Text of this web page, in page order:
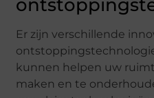
Er zijn verschillende
kunnen helpen uw
maken en te